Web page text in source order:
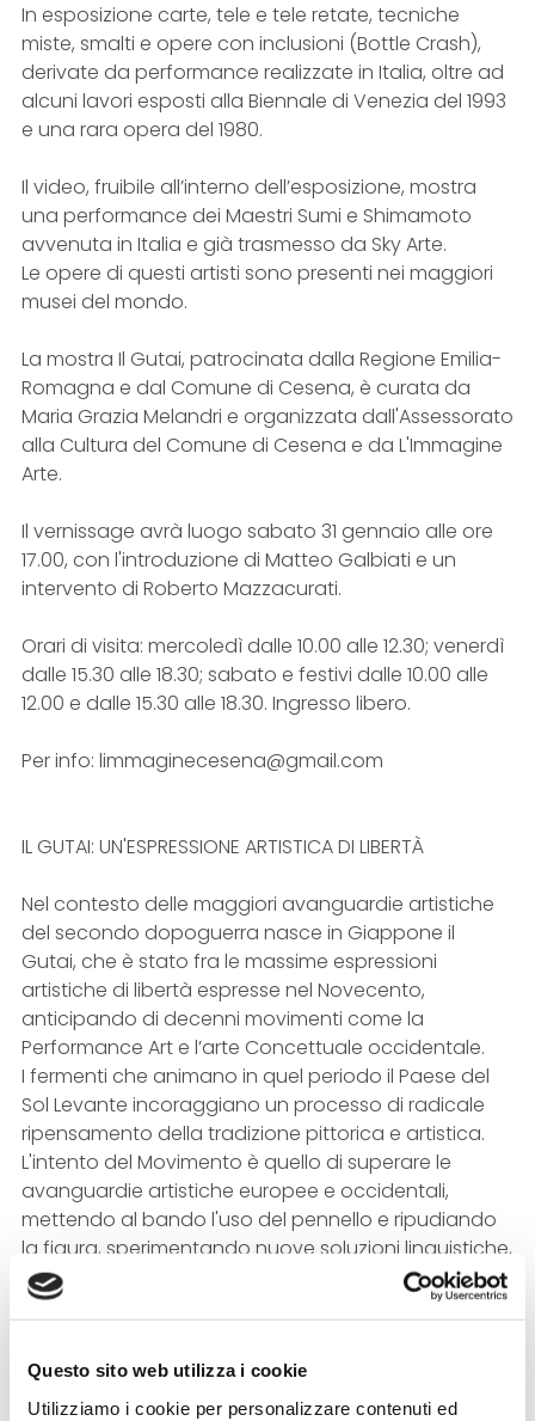
Questo sito web utilizza i cookie
Utilizziamo i cookie per personalizzare contenuti ed
In esposizione carte, tele e tele retate, tecniche
miste, smalti e opere con inclusioni (Bottle Crash),
derivate da performance realizzate in Italia, oltre ad
alcuni lavori esposti alla Biennale di Venezia del 1993
e una rara opera del 1980.
Il video, fruibile all’interno dell’esposizione, mostra
una performance dei Maestri Sumi e Shimamoto
avvenuta in Italia e già trasmesso da Sky Arte.
Le opere di questi artisti sono presenti nei maggiori
musei del mondo.
La mostra Il Gutai, patrocinata dalla Regione Emilia-
Romagna e dal Comune di Cesena, è curata da
Maria Grazia Melandri e organizzata dall'Assessorato
alla Cultura del Comune di Cesena e da L'Immagine
Arte.
Il vernissage avrà luogo sabato 31 gennaio alle ore
17.00, con l'introduzione di Matteo Galbiati e un
intervento di Roberto Mazzacurati.
Orari di visita: mercoledì dalle 10.00 alle 12.30; venerdì
dalle 15.30 alle 18.30; sabato e festivi dalle 10.00 alle
12.00 e dalle 15.30 alle 18.30. Ingresso libero.
Per info: limmaginecesena@gmail.com
IL GUTAI: UN'ESPRESSIONE ARTISTICA DI LIBERTÀ
Nel contesto delle maggiori avanguardie artistiche
del secondo dopoguerra nasce in Giappone il
Gutai, che è stato fra le massime espressioni
artistiche di libertà espresse nel Novecento,
anticipando di decenni movimenti come la
Performance Art e l’arte Concettuale occidentale.
I fermenti che animano in quel periodo il Paese del
Sol Levante incoraggiano un processo di radicale
ripensamento della tradizione pittorica e artistica.
L'intento del Movimento è quello di superare le
avanguardie artistiche europee e occidentali,
mettendo al bando l'uso del pennello e ripudiando
la figura, sperimentando nuove soluzioni linguistiche,
concentrandosi sull’atto creativo e i materiali,
dando così una risposta orientale alla tradizione
attraverso l’utilizzo di elementi d’uso quotidiano